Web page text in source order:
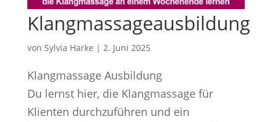
Klangmassageausbildung
von Sylvia Harke | 2. Juni 2025
Klangmassage Ausbildung
Du lernst hier, die Klangmassage für
Klienten durchzuführen und ein